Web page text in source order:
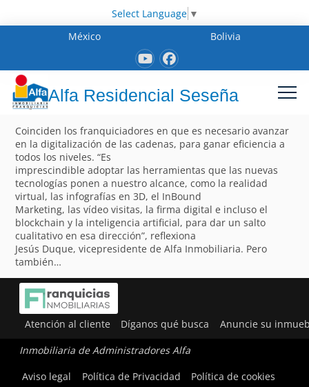
Select Language ▼
México
Bolivia
Alfa Residencial Seseña
Coinciden los franquiciadores en que es necesario avanzar
en la digitalización de las cadenas, para ganar eficiencia a
todos los niveles. “Es
imprescindible adoptar las herramientas que las nuevas
tecnologías ponen a nuestro alcance, como la realidad
virtual, las infografías en 3D, el InBound
Marketing, las vídeo visitas, la firma digital e incluso el
blockchain y la inteligencia artificial, para dar un salto
cualitativo en esa dirección”, reflexiona
Jesús Duque, vicepresidente de Alfa Inmobiliaria. Pero
también…
Atención al cliente Díganos qué busca Anuncie su
Inmobiliaria de Administradores Alfa
Aviso legal
Política de Privacidad Política de cookies